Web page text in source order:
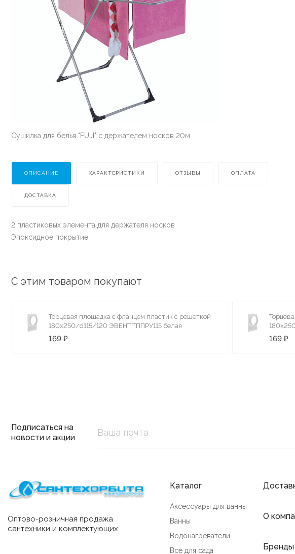
Сушилка для белья "FUJI" с держателем носков 20м
ОПИСАНИЕ ХАРАКТЕРИСТИКИ ОТЗЫВЫ ОПЛАТА
ДОСТАВКА
2 пластиковых элемента для держателя носков
Эпоксидное покрытие
С этим товаром покупают
Торцевая площадка с фланцем пластик с решеткой
180х250/d115/120 ЭВЕНТ ТППРУ115 белая
169 ₽ 169 ₽
Подписаться на
новости и акции
Оптово-розничная продажа
сантехники и комплектующих
Каталог
Аксессуары для ванны
Ванны
Водонагреватели
Все для сада
О
Бренды